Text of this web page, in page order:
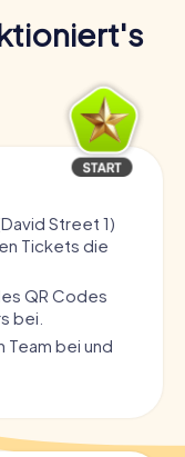
Street 1)
Tickets die
QR Codes
bei.
Team bei und